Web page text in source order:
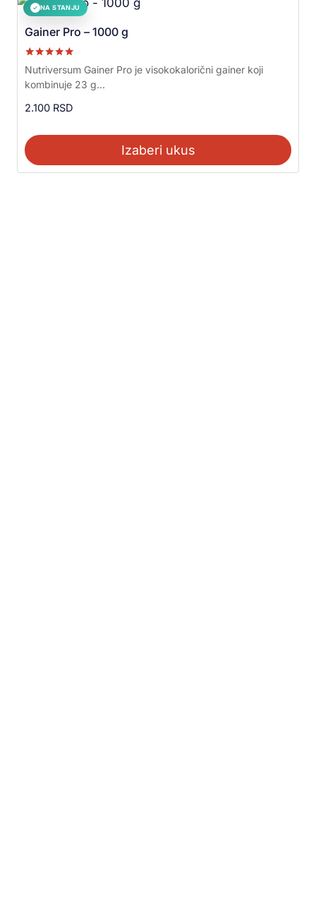
✓ NA STANJU
Gainer Pro – 1000 g
Ocenjeno sa
5.00
od 5
Nutriversum Gainer Pro je visokokalorični gainer koji
kombinuje 23 g...
2.100 RSD
Izaberi ukus